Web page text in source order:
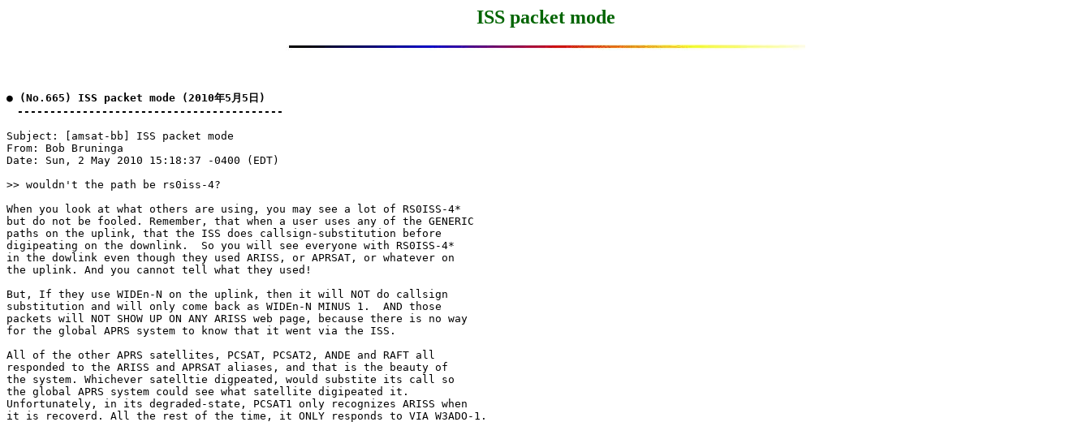
ISS packet mode
● (No.665) ISS packet mode (2010年5月5日)
-----------------------------------------
Subject: [amsat-bb] ISS packet mode
From: Bob Bruninga
Date: Sun, 2 May 2010 15:18:37 -0400 (EDT)
>> wouldn't the path be rs0iss-4?
When you look at what others are using, you may see a lot of RS0ISS-4*
but do not be fooled. Remember, that when a user uses any of the GENERIC
paths on the uplink, that the ISS does callsign-substitution before
digipeating on the downlink.  So you will see everyone with RS0ISS-4*
in the dowlink even though they used ARISS, or APRSAT, or whatever on
the uplink. And you cannot tell what they used!
But, If they use WIDEn-N on the uplink, then it will NOT do callsign
substitution and will only come back as WIDEn-N MINUS 1.  AND those
packets will NOT SHOW UP ON ANY ARISS web page, because there is no way
for the global APRS system to know that it went via the ISS.
All of the other APRS satellites, PCSAT, PCSAT2, ANDE and RAFT all
responded to the ARISS and APRSAT aliases, and that is the beauty of
the system. Whichever satelltie digpeated, would substite its call so
the global APRS system could see what satellite digipeated it.
Unfortunately, in its degraded-state, PCSAT1 only recognizes ARISS when
it is recoverd. All the rest of the time, it ONLY responds to VIA W3ADO-1.